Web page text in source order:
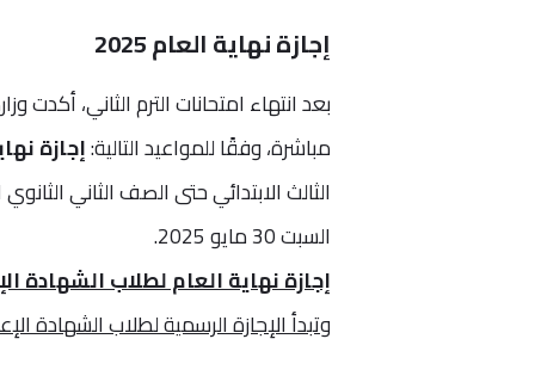
إجازة نهاية العام 2025
مباشرة، وفقًا للمواعيد التالية:إجازة
السبت 30 مايو 2025.
إجازة نهاية العام لطلاب الشهادة
وتبدأ الإجازة الرسمية لطلاب الشهادة